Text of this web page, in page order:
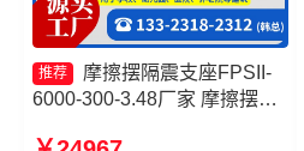
推荐
摩擦摆隔震支座FPSII-
6000-300-3.48厂家 摩擦摆隔